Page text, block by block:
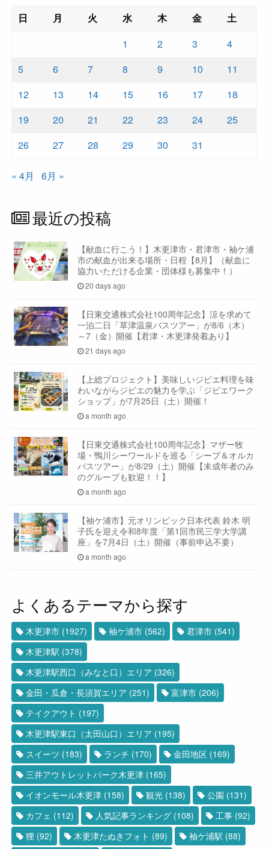
日
月 火 水 木 金
土
1
2 3
4
5
6 7 8 9 10
11
12
13 14 15 16 17
18
19
20 21 22 23 24
25
26
27 28 29 30 31
« 4月 6月 »
最近の投稿
【献血に行こう！】木更津市・君津市・袖ケ浦
市の献血が出来る場所・日程【8月】（献血に
協力いただける企業・団体様も募集中！）
20 days ago
【日東交通株式会社100周年記念】涼を求めて
一泊二日「草津温泉バスツアー」が8/6（木）
～7（金）開催【君津・木更津発着あり】
21 days ago
【上総プロジェクト】美味しいジビエ料理を味
わいながらジビエの魅力を学ぶ「ジビエワーク
ショップ」が7月25日（土）開催！
a month ago
【日東交通株式会社100周年記念】マザー牧
場・鴨川シーワールドを巡る「シープ＆オルカ
バスツアー」が8/29（土）開催【未成年者のみ
のグループも歓迎！！】
a month ago
【袖ケ浦市】元オリンピック日本代表 鈴木 明
子氏を迎え令和8年度「第1回市民三学大学講
座」を7月4日（土）開催（事前申込不要）
a month ago
よくあるテーマから探す
木更津市 (1927) 袖ケ浦市 (562) 君津市 (541)
木更津駅 (378)
木更津駅西口（みなと口）エリア (326)
金田・瓜倉・長須賀エリア (251) 富津市 (206)
テイクアウト (197)
木更津駅東口（太田山口）エリア (195)
スイーツ (183) ランチ (170) 金田地区 (169)
三井アウトレットパーク木更津 (165)
イオンモール木更津 (158) 観光 (138) 公園 (131)
カフェ (112) 人気記事ランキング (108) 工事 (92)
狸 (92) 木更津たぬきフォト (89) 袖ケ浦駅 (88)